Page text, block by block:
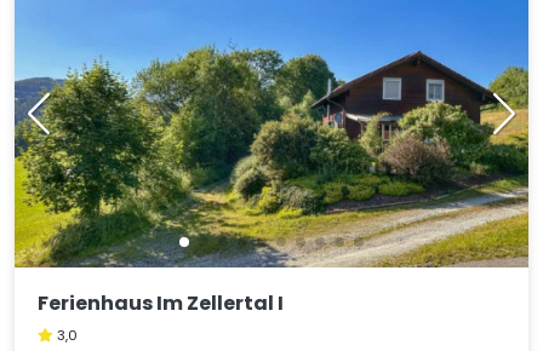
Ferienhaus Im Zellertal I
3,0